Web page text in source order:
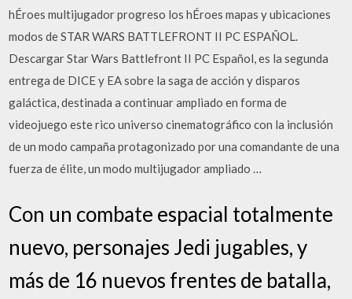
hÉroes multijugador progreso los hÉroes mapas y ubicaciones
modos de STAR WARS BATTLEFRONT II PC ESPAÑOL.
Descargar Star Wars Battlefront II PC Español, es la segunda
entrega de DICE y EA sobre la saga de acción y disparos
galáctica, destinada a continuar ampliado en forma de
videojuego este rico universo cinematográfico con la inclusión
de un modo campaña protagonizado por una comandante de una
fuerza de élite, un modo multijugador ampliado …
Con un combate espacial totalmente
nuevo, personajes Jedi jugables, y
más de 16 nuevos frentes de batalla,